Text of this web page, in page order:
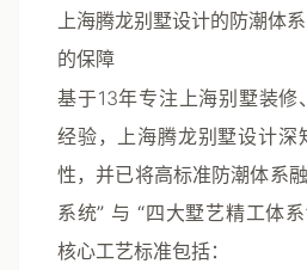
上海腾龙别墅设计的防潮体
的保障
基于13年专注上海别墅装修
经验，上海腾龙别墅设计深
性，并已将高标准防潮体系
系统” 与“四大墅艺精工体系
核心工艺标准包括：